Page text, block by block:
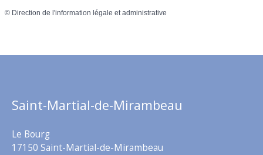
© Direction de l'information légale et administrative
Saint-Martial-de-Mirambeau
Le Bourg
17150 Saint-Martial-de-Mirambeau